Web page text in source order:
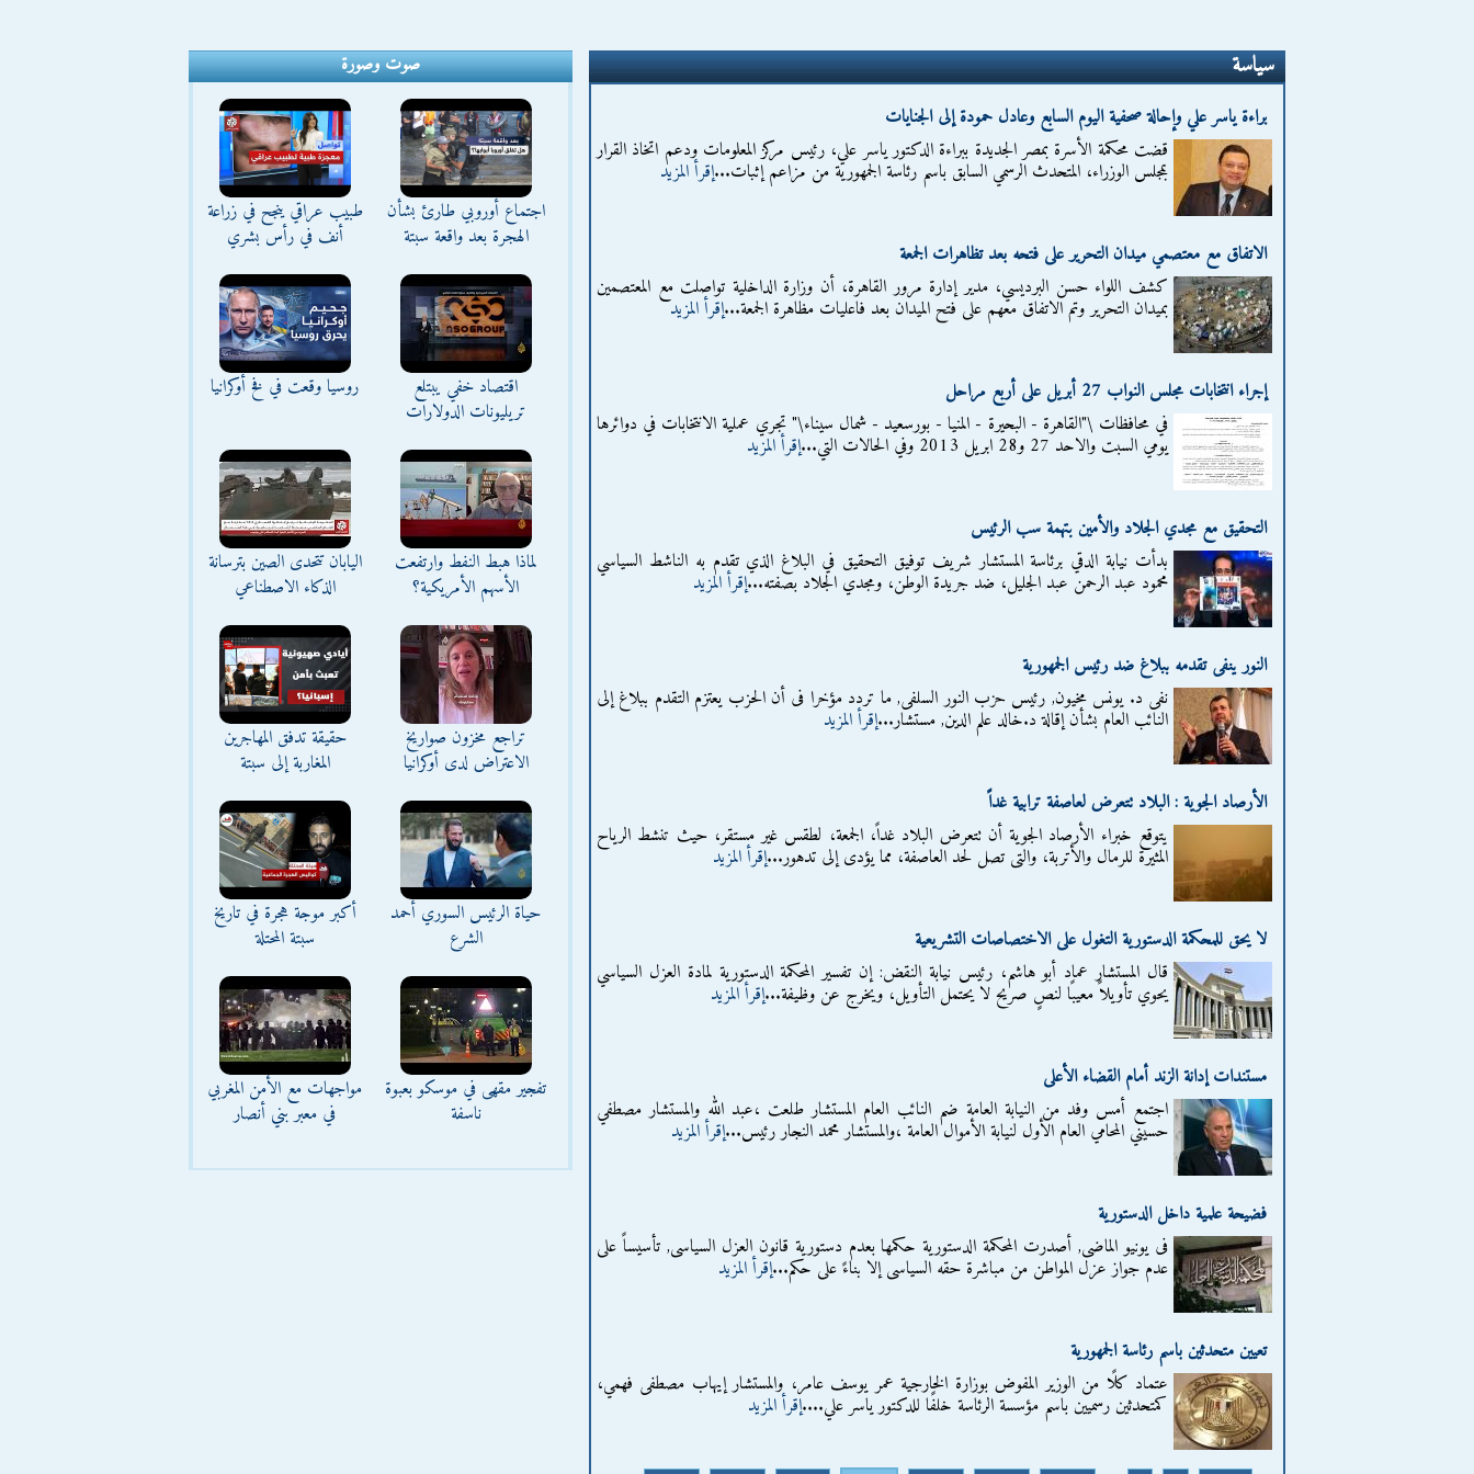
سياسة
براءة ياسر علي وإحالة صحفية اليوم السابع وعادل حمودة إلى الجنايات
قضت محكمة الأسرة بمصر الجديدة ببراءة الدكتور ياسر علي، رئيس مركز المعلومات ودعم اتخاذ القرار
بمجلس الوزراء، المتحدث الرسمي السابق باسم رئاسة الجمهورية من مزاعم إثبات...إقرأ المزيد
الاتفاق مع معتصمي ميدان التحرير على فتحه بعد تظاهرات الجمعة
كشف اللواء حسن البرديسي، مدير إدارة مرور القاهرة، أن وزارة الداخلية تواصلت مع المعتصمين
بميدان التحرير وتم الاتفاق معهم على فتح الميدان بعد فاعليات مظاهرة الجمعة...إقرأ المزيد
إجراء انتخابات مجلس النواب 27 أبريل على أربع مراحل
في محافظات \"القاهرة - البحيرة - المنيا - بورسعيد - شمال سيناء\" تجري عملية الانتخابات في دوائرها
يومي السبت والاحد 27 و28 ابريل 2013 وفي الحالات التي... إقرأ المزيد
التحقيق مع مجدي الجلاد والأمين بتهمة سب الرئيس
بدأت نيابة الدقي برئاسة المستشار شريف توفيق التحقيق في البلاغ الذي تقدم به الناشط السياسي
محمود عبد الرحمن عبد الجليل، ضد جريدة الوطن، ومجدي الجلاد بصفته...إقرأ المزيد
النور ينفى تقدمه ببلاغ ضد رئيس الجمهورية
نفى د. يونس مخيون, رئيس حزب النور السلفى, ما تردد مؤخرا فى أن الحزب يعتزم التقدم ببلاغ إلى
النائب العام بشأن إقالة د.خالد علم الدين, مستشار...إقرأ المزيد
الأرصاد الجوية : البلاد تتعرض لعاصفة ترابية غداً
يتوقع خبراء الأرصاد الجوية أن تتعرض البلاد غداً، الجمعة، لطقس غير مستقر، حيث تنشط الرياح
المثيرة للرمال والأتربة، والتى تصل لحد العاصفة، مما يؤدى إلى تدهور...إقرأ المزيد
لا يحق للمحكمة الدستورية التغول على الاختصاصات التشريعية
قال المستشار عماد أبو هاشم، رئيس نيابة النقض: إن تفسير المحكمة الدستورية لمادة العزل السياسي
يحوي تأويلاً معيبًا لنصٍ صريح لا يحتمل التأويل، ويخرج عن وظيفة...إقرأ المزيد
مستندات إدانة الزند أمام القضاء الأعلى
اجتمع أمس وفد من النيابة العامة ضم النائب العام المستشار طلعت ،عبد الله والمستشار مصطفي
حسيني المحامي العام الأول لنيابة الأموال العامة ،والمستشار محمد النجار رئيس...إقرأ المزيد
فضيحة علمية داخل الدستورية
فى يونيو الماضى, أصدرت المحكمة الدستورية حكمها بعدم دستورية قانون العزل السياسى, تأسيساً على
عدم جواز عزل المواطن من مباشرة حقه السياسى إلا بناءً على حكم...إقرأ المزيد
تعيين متحدثين باسم رئاسة الجمهورية
عتماد كلًا من الوزير المفوض بوزارة الخارجية عمر يوسف عامر، والمستشار إيهاب مصطفى فهمي،
كمتحدثين رسميين باسم مؤسسة الرئاسة خلفًا للدكتور ياسر علي....إقرأ المزيد
صوت وصورة
اجتماع أوروبي طارئ بشأن
الهجرة بعد واقعة سبتة
طبيب عراقي ينجح في زراعة
أنف في رأس بشري
اقتصاد خفي يبتلع
تريليونات الدولارات
روسيا وقعت في فخ أوكرانيا
لماذا هبط النفط وارتفعت
الأسهم الأمريكية؟
اليابان تتحدى الصين بترسانة
الذكاء الاصطناعي
تراجع مخزون صواريخ
الاعتراض لدى أوكرانيا
حقيقة تدفق المهاجرين
المغاربة إلى سبتة
حياة الرئيس السوري أحمد
الشرع
أكبر موجة هجرة في تاريخ
سبتة المحتلة
تفجير مقهى في موسكو بعبوة
ناسفة
مواجهات مع الأمن المغربي
في معبر بني أنصار